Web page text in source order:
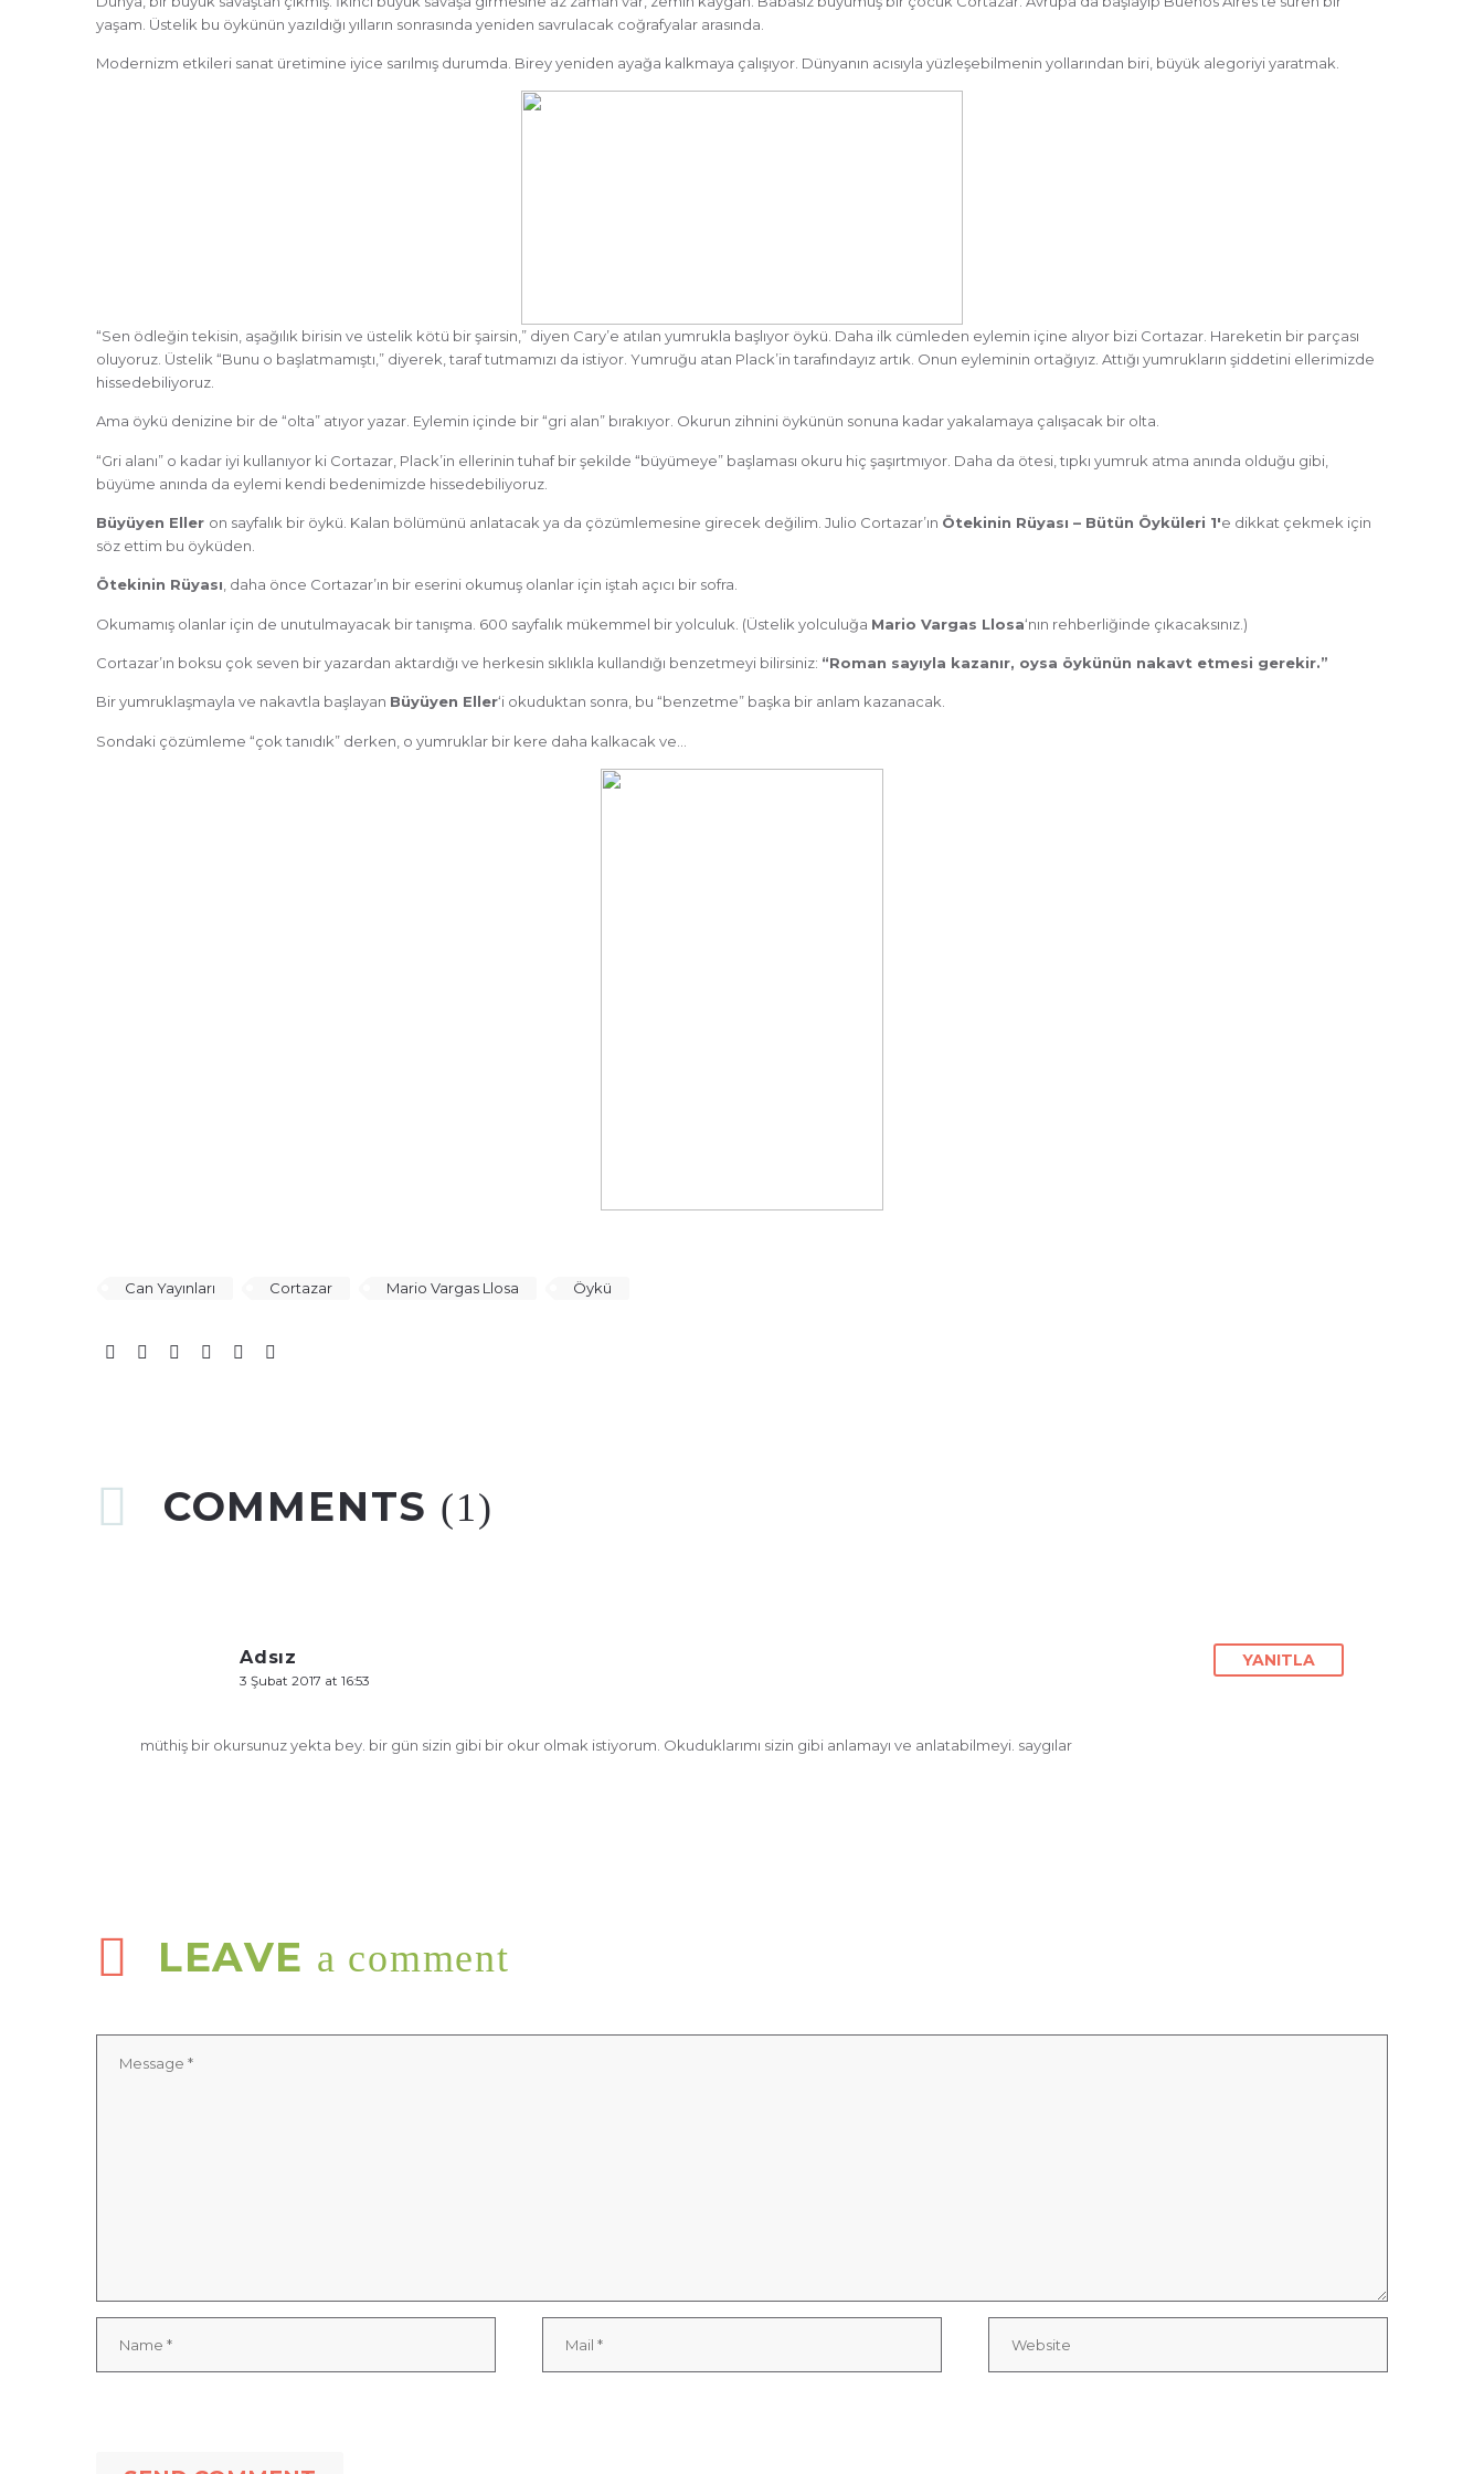
yaşam. Üstelik bu öykünün yazıldığı yılların sonrasında yeniden savrulacak coğrafyalar arasında.
Modernizm etkileri sanat üretimine iyice sarılmış durumda. Birey yeniden ayağa kalkmaya çalışıyor. Dünyanın acısıyla yüzleşebilmenin yollarından biri, büyük alegoriyi yaratmak.
“Sen ödleğin tekisin, aşağılık birisin ve üstelik kötü bir şairsin,” diyen Cary’e atılan yumrukla başlıyor öykü. Daha ilk cümleden eylemin içine alıyor bizi Cortazar. Hareketin bir parçası
oluyoruz. Üstelik “Bunu o başlatmamıştı,” diyerek, taraf tutmamızı da istiyor. Yumruğu atan Plack’in tarafındayız artık. Onun eyleminin ortağıyız. Attığı yumrukların şiddetini ellerimizde
hissedebiliyoruz.
Ama öykü denizine bir de “olta” atıyor yazar. Eylemin içinde bir “gri alan” bırakıyor. Okurun zihnini öykünün sonuna kadar yakalamaya çalışacak bir olta.
“Gri alanı” o kadar iyi kullanıyor ki Cortazar, Plack’in ellerinin tuhaf bir şekilde “büyümeye” başlaması okuru hiç şaşırtmıyor. Daha da ötesi, tıpkı yumruk atma anında olduğu gibi,
büyüme anında da eylemi kendi bedenimizde hissedebiliyoruz.
Büyüyen Eller on sayfalık bir öykü. Kalan bölümünü anlatacak ya da çözümlemesine girecek değilim. Julio Cortazar’ın Ötekinin Rüyası – Bütün Öyküleri 1′e dikkat çekmek için
söz ettim bu öyküden.
Ötekinin Rüyası, daha önce Cortazar’ın bir eserini okumuş olanlar için iştah açıcı bir sofra.
Okumamış olanlar için de unutulmayacak bir tanışma. 600 sayfalık mükemmel bir yolculuk. (Üstelik yolculuğa Mario Vargas Llosa‘nın rehberliğinde çıkacaksınız.)
Cortazar’ın boksu çok seven bir yazardan aktardığı ve herkesin sıklıkla kullandığı benzetmeyi bilirsiniz: “Roman sayıyla kazanır, oysa öykünün nakavt etmesi gerekir.”
Bir yumruklaşmayla ve nakavtla başlayan Büyüyen Eller‘i okuduktan sonra, bu “benzetme” başka bir anlam kazanacak.
Sondaki çözümleme “çok tanıdık” derken, o yumruklar bir kere daha kalkacak ve…
Can Yayınları Cortazar Mario Vargas Llosa Öykü
COMMENTS (1)
Adsız
3 Şubat 2017 at 16:53
YANITLA
müthiş bir okursunuz yekta bey. bir gün sizin gibi bir okur olmak istiyorum. Okuduklarımı sizin gibi anlamayı ve anlatabilmeyi. saygılar
LEAVE a comment